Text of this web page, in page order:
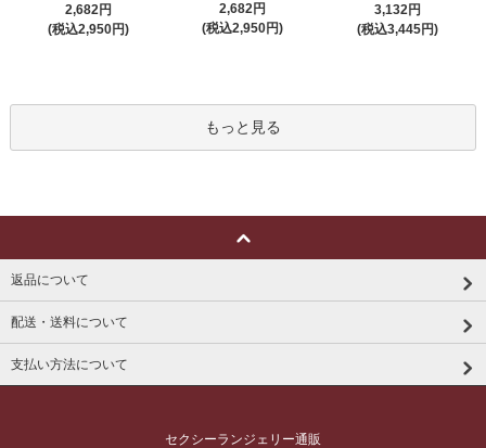
2,682円
(税込2,950円)
2,682円
(税込2,950円)
3,132円
(税込3,445円)
もっと見る
返品について
配送・送料について
支払い方法について
セクシーランジェリー通販